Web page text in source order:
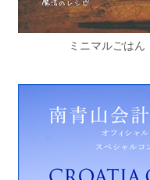
ミニマルごはん